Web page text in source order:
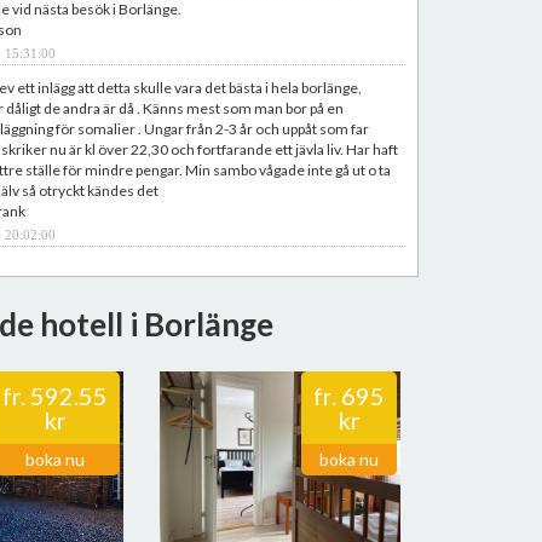
vid nästa besök i Borlänge.
15:31:00
ett inlägg att detta skulle vara det bästa i hela borlänge,
de andra är då . Känns mest som man bor på en
för somalier . Ungar från 2-3 år och uppåt som far
nu är kl över 22,30 och fortfarande ett jävla liv. Har haft
ställe för mindre pengar. Min sambo vågade inte gå ut o ta
så otryckt kändes det
20:02:00
Sängen var ofräsch samt dammig och hitta både hår och
Hår och brödsmulor på den sunkiga bäddsoffan.
och dörrkarmar, mm. Det har inte städats ordenligt på
Fotograferade allt. Jag var inte sugen på att storstäda. Det
iaf att vi fick tag på personal hyfsat snabbt och fick
dock först dagen efter. Vi stannade inte en sekund extra
hotell istället. Billigt absolut. Fast jag betalar hellre mer bara
Kommer aldrig att sätta min fot där igen. Betyg - 100 av 100.
12:17:09
hotell i Borlänge
fr.592.55
kr
boka nu
fr. 695
kr
boka nu